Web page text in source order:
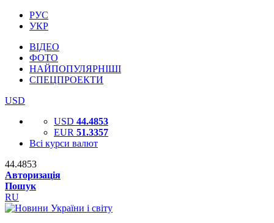
РУС
УКР
ВІДЕО
ФОТО
НАЙПОПУЛЯРНІШІ
СПЕЦПРОЕКТИ
USD
USD 44.4853
EUR 51.3357
Всі курси валют
44.4853
Авторизація
Пошук
RU